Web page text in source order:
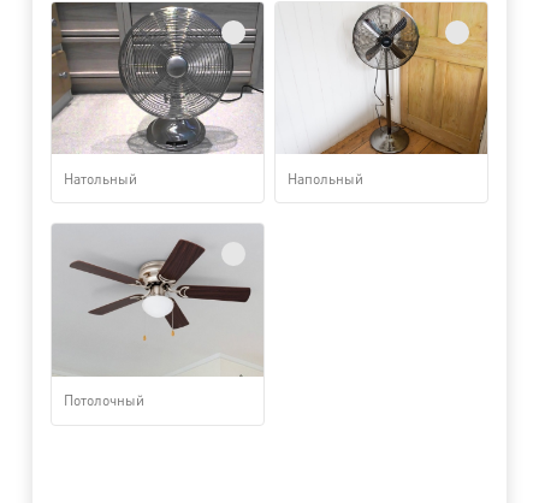
Натольный Напольный
Потолочный